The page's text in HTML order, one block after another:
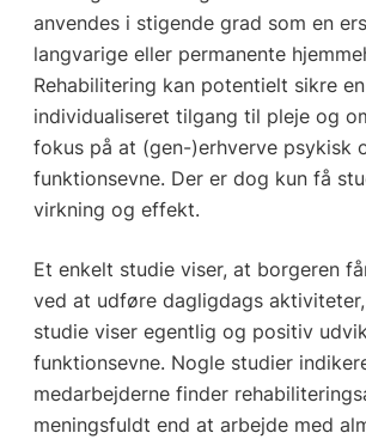
anvendes i stigende grad som en
langvarige eller permanente
Rehabilitering kan potentielt sikre en
individualiseret tilgang til pleje og
fokus på at (gen-)erhverve psykisk
funktionsevne. Der er dog kun få
virkning og effekt.
Et enkelt studie viser, at borgeren
ved at udføre dagligdags
studie viser egentlig og positiv
funktionsevne. Nogle studier
medarbejderne finder
meningsfuldt end at arbejde med